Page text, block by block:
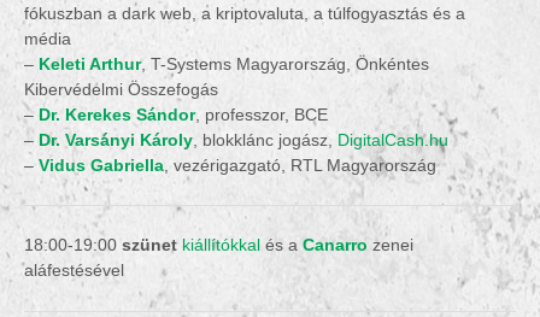
fókuszban a dark web, a kriptovaluta, a túlfogyasztás és a
média
– Keleti Arthur, T-Systems Magyarország, Önkéntes
Kibervédelmi Összefogás
– Dr. Kerekes Sándor, professzor, BCE
– Dr. Varsányi Károly , blokklánc jogász, DigitalCash.hu
– Vidus Gabriella , vezérigazgató, RTL Magyarország
18:00-19:00 szünet kiállítókkal és a Canarro zenei
aláfestésével